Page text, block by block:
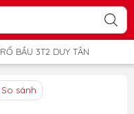
RỔ BẦU 3T2 DUY TÂN
So sánh